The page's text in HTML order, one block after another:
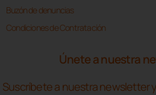
Buzón de denuncias
Condiciones de Contratación
Únete a nuestra
Suscríbete a nuestra newsletter